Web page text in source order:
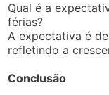
Qual é a
férias?
A expectativa é
refletindo a
Conclusão